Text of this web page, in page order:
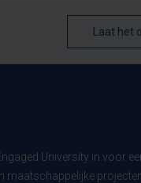
Laat het
University in voor
maatschappelijke